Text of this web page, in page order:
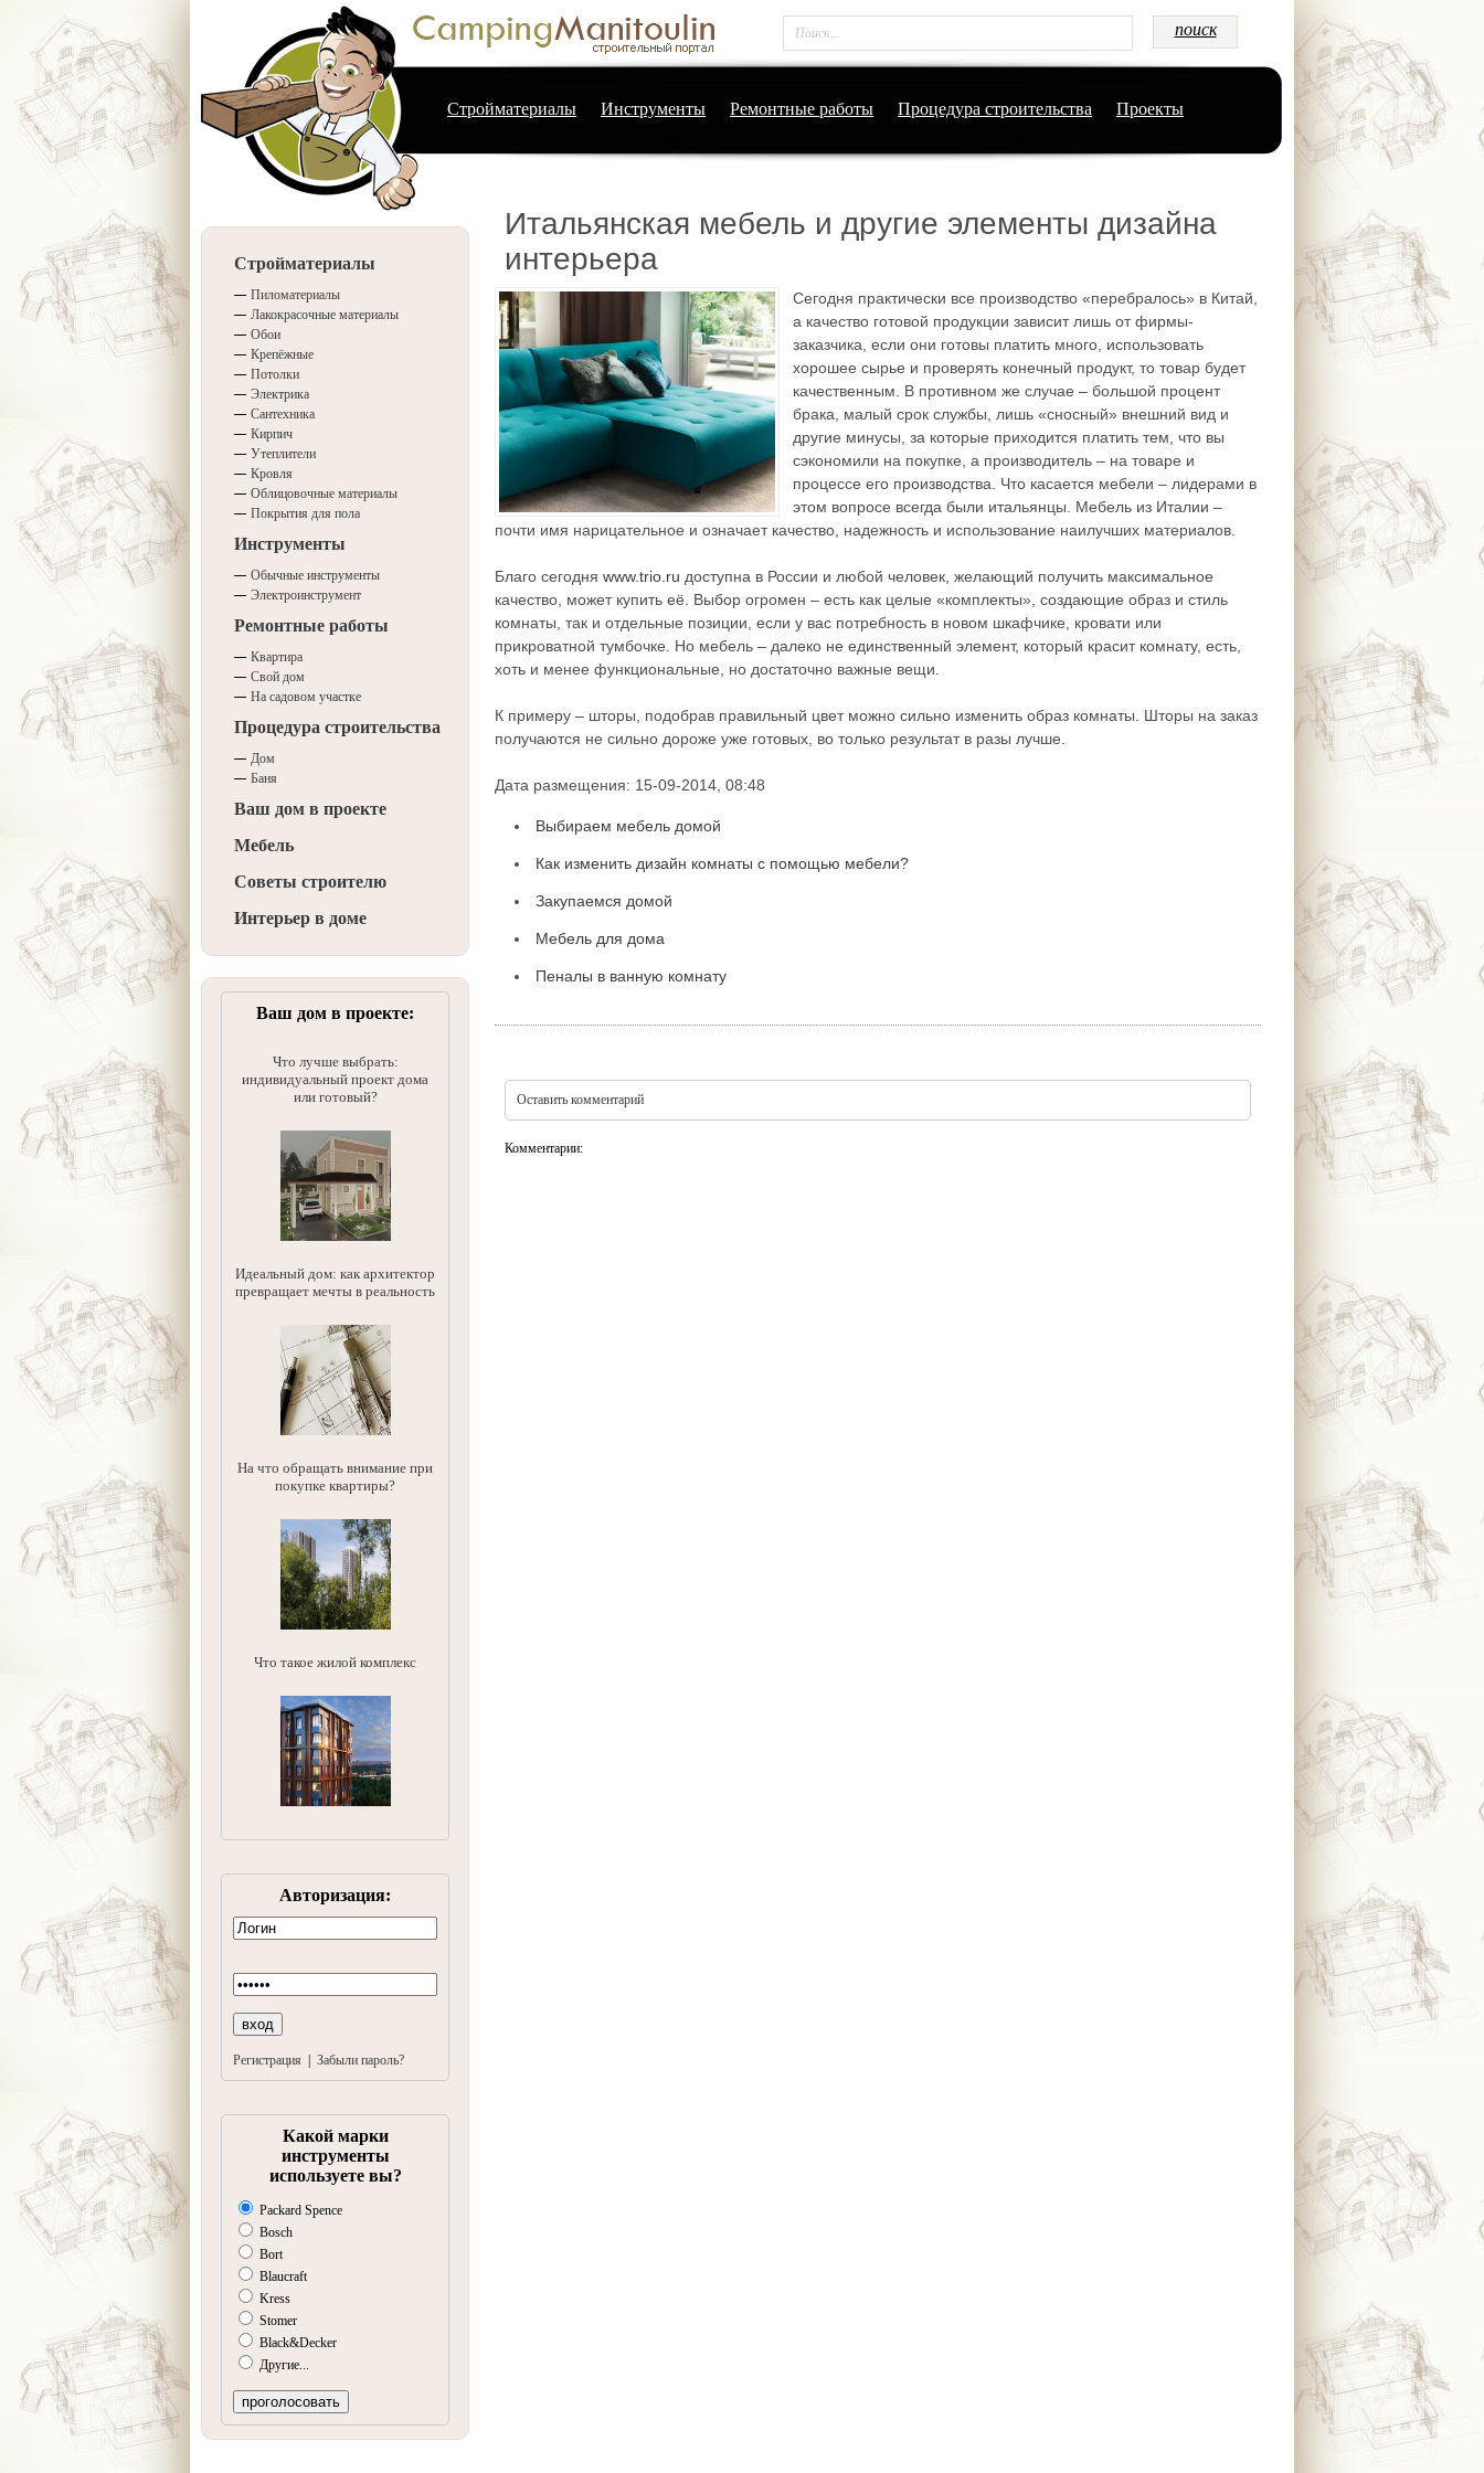
Стройматериалы Инструменты Ремонтные работы Процедура строительства Проекты
Итальянская мебель и другие элементы дизайна
интерьера
Сегодня практически все производство «перебралось» в Китай,
а качество готовой продукции зависит лишь от фирмы-
заказчика, если они готовы платить много, использовать
хорошее сырье и проверять конечный продукт, то товар будет
качественным. В противном же случае – большой процент
брака, малый срок службы, лишь «сносный» внешний вид и
другие минусы, за которые приходится платить тем, что вы
сэкономили на покупке, а производитель – на товаре и
процессе его производства. Что касается мебели – лидерами в
этом вопросе всегда были итальянцы. Мебель из Италии –
почти имя нарицательное и означает качество, надежность и использование наилучших материалов.
Благо сегодня www.trio.ru доступна в России и любой человек, желающий получить максимальное
качество, может купить её. Выбор огромен – есть как целые «комплекты», создающие образ и стиль
комнаты, так и отдельные позиции, если у вас потребность в новом шкафчике, кровати или
прикроватной тумбочке. Но мебель – далеко не единственный элемент, который красит комнату, есть,
хоть и менее функциональные, но достаточно важные вещи.
К примеру – шторы, подобрав правильный цвет можно сильно изменить образ комнаты. Шторы на заказ
получаются не сильно дороже уже готовых, во только результат в разы лучше.
Дата размещения: 15-09-2014, 08:48
Выбираем мебель домой
Как изменить дизайн комнаты с помощью мебели?
Закупаемся домой
Мебель для дома
Пеналы в ванную комнату
Оставить комментарий
Комментарии:
Стройматериалы
Пиломатериалы
Лакокрасочные материалы
Обои
Крепёжные
Потолки
Электрика
Сантехника
Кирпич
Утеплители
Кровля
Облицовочные материалы
Покрытия для пола
Инструменты
Обычные инструменты
Электроинструмент
Ремонтные работы
Квартира
Свой дом
На садовом участке
Процедура строительства
Дом
Баня
Ваш дом в проекте
Мебель
Советы строителю
Интерьер в доме
Ваш дом в проекте:
Что лучше выбрать:
индивидуальный проект дома
или готовый?
Идеальный дом: как архитектор
превращает мечты в реальность
На что обращать внимание при
покупке квартиры?
Что такое жилой комплекс
Авторизация:
Регистрация Забыли пароль?
Какой марки
инструменты
используете вы?
Packard Spence
Bosch
Bort
Blaucraft
Kress
Stomer
Black&Decker
Другие...